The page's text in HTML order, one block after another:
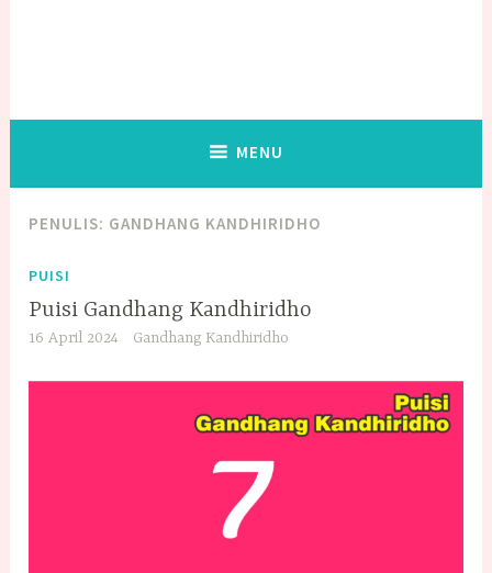
MENU
PENULIS: GANDHANG KANDHIRIDHO
PUISI
Puisi Gandhang Kandhiridho
16 April 2024 Gandhang Kandhiridho